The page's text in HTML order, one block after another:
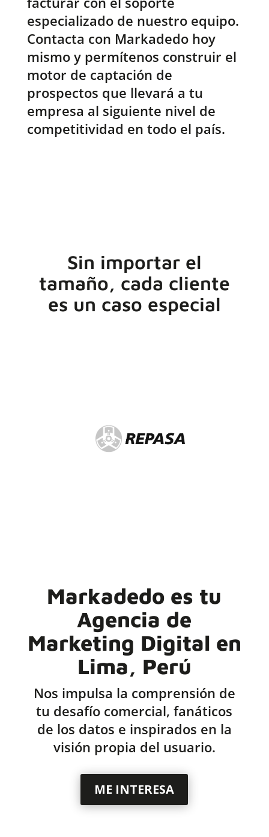
especializado de nuestro equipo.
Contacta con Markadedo hoy
mismo y permítenos construir el
motor de captación de
prospectos que llevará a tu
empresa al siguiente nivel de
competitividad en todo el país.
Sin importar el
tamaño, cada cliente
es un caso especial
Markadedo es tu
Agencia de
Marketing Digital en
Lima, Perú
Nos impulsa la comprensión de
tu desafío comercial, fanáticos
de los datos e inspirados en la
visión propia del usuario.
ME INTERESA